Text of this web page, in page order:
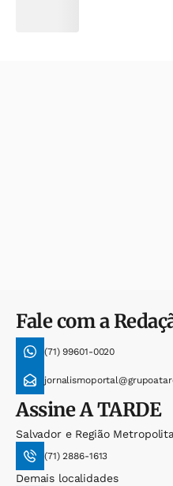
Fale com a
(71) 99601-0020
AssineA TARDE
Salvador e Região
(71) 2886-1613
Demais localidades